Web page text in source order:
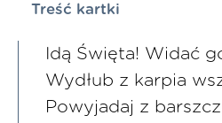
Treść kartki
Idą Święta! Widać
Wydłub z karpia
Powyjadaj z